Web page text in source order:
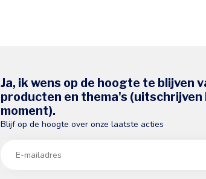
Ja, ik wens op de hoogte te blijven
producten en thema's (uitschrijven
moment).
Blijf op de hoogte over onze laatste acties